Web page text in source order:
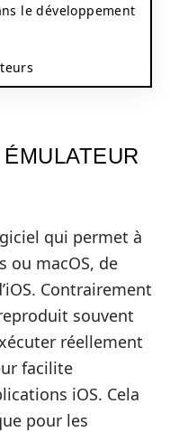
le développement
ÉMULATEUR
qui permet à
ou macOS, de
Contrairement
souvent
réellement
facilite
iOS. Cela
pour les